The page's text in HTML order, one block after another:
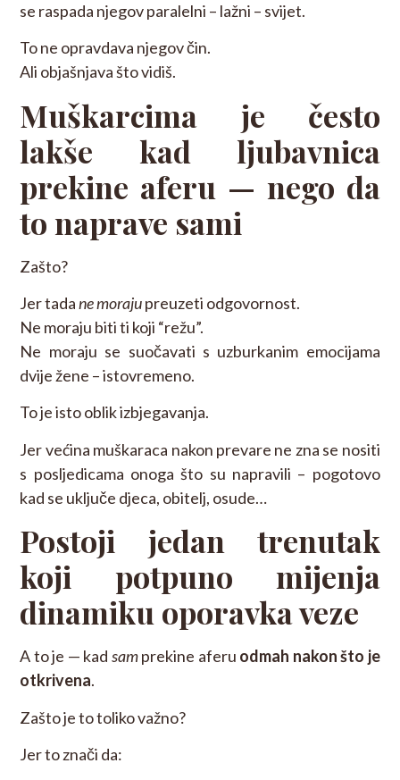
se raspada njegov paralelni – lažni – svijet.
To ne opravdava njegov čin.
Ali objašnjava što vidiš.
Muškarcima je često
lakše kad ljubavnica
prekine aferu — nego da
to naprave sami
Zašto?
Jer tadane morajupreuzeti odgovornost.
Ne moraju biti ti koji “režu”.
Ne moraju se suočavati s uzburkanim emocijama
dvije žene – istovremeno.
To je isto oblik izbjegavanja.
Jer većina muškaraca nakon prevare ne zna se nositi
s posljedicama onoga što su napravili – pogotovo
kad se uključe djeca, obitelj, osude…
Postoji jedan trenutak
koji potpuno mijenja
dinamiku oporavka veze
A to je — kad samprekine aferu odmah nakon što je
otkrivena.
Zašto je to toliko važno?
Jer to znači da: